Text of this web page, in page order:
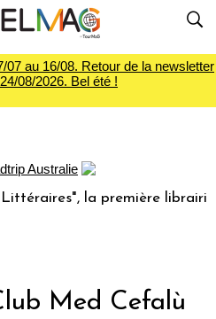
au 16/08. Retour de la newsletter
08/2026. Bel été !
la première librairie du
Med Cefalù